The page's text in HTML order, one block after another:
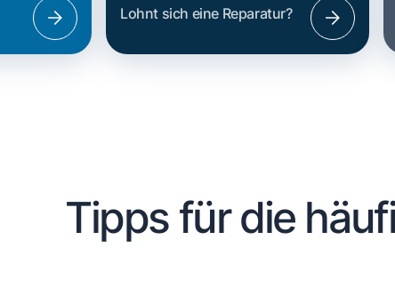
Lohnt sich eine Reparatur?
Tipps für die